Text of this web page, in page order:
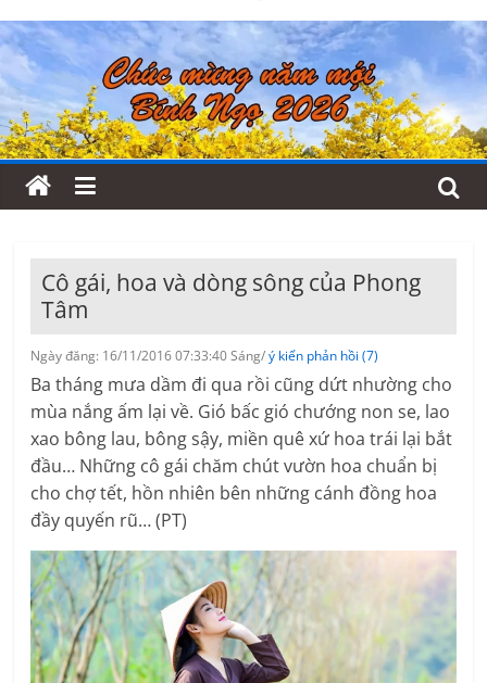
Cô gái, hoa và dòng sông của Phong
Tâm
Ngày đăng: 16/11/2016 07:33:40 Sáng/ý kiến phản hồi (7)
Ba tháng mưa dầm đi qua rồi cũng dứt nhường cho
mùa nắng ấm lại về. Gió bấc gió chướng non se, lao
xao bông lau, bông sậy, miền quê xứ hoa trái lại bắt
đầu… Những cô gái chăm chút vườn hoa chuẩn bị
cho chợ tết, hồn nhiên bên những cánh đồng hoa
đầy quyến rũ… (PT)